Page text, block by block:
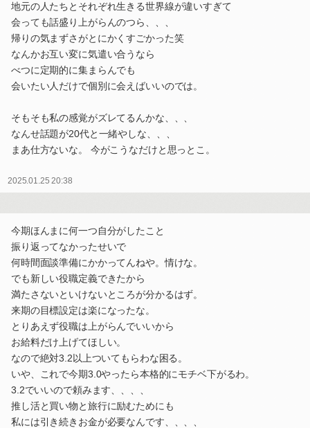
地元の人たちとそれぞれ生きる世界線が違いすぎて
会っても話盛り上がらんのつら、、、
帰りの気まずさがとにかくすごかった笑
なんかお互い変に気遣い合うなら
べつに定期的に集まらんでも
会いたい人だけで個別に会えばいいのでは。
そもそも私の感覚がズレてるんかな、、、
なんせ話題が20代と一緒やしな、、、
まあ仕方ないな。 今がこうなだけと思っとこ。
2025.01.25 20:38
今期ほんまに何一つ自分がしたこと
振り返ってなかったせいで
何時間面談準備にかかってんねや。情けな。
でも新しい役職定義できたから
満たさないといけないところが分かるはず。
来期の目標設定は楽になったな。
とりあえず役職は上がらんでいいから
お給料だけ上げてほしい。
なので絶対3.2以上ついてもらわな困る。
いや、これで今期3.0やったら本格的にモチベ下がるわ。
3.2でいいので頼みます、、、、
推し活と買い物と旅行に励むためにも
私には引き続きお金が必要なんです、、、、